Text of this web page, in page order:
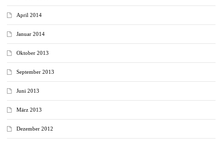
April 2014
Januar 2014
Oktober 2013
September 2013
Juni 2013
März 2013
Dezember 2012